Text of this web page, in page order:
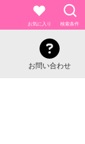
お気に入り 検索条件
お問い合わせ